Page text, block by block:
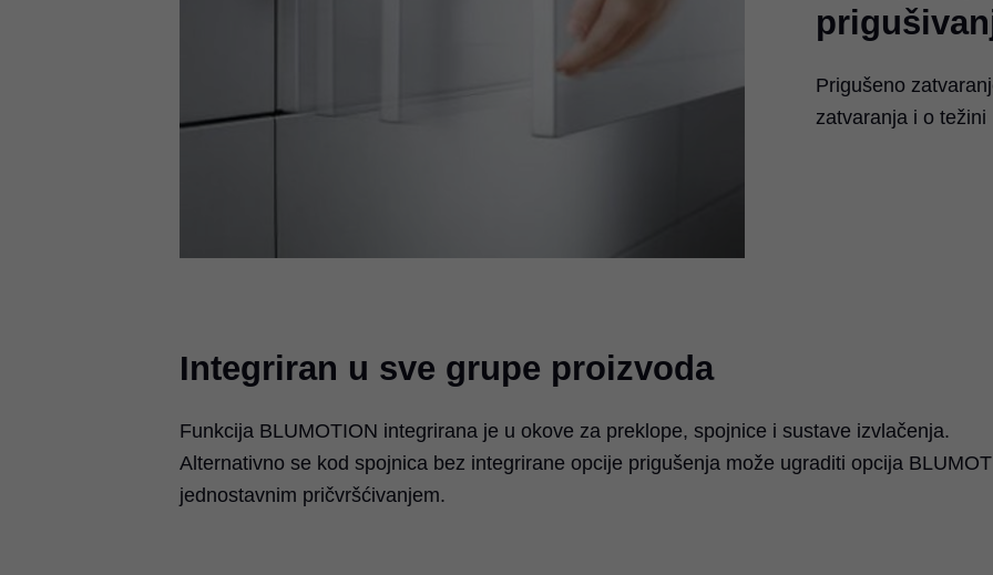
Prigušeno
zatvaranja i o
Integriran u sve grupe proizvoda
Funkcija BLUMOTION integrirana je u okove za preklope, spojnice i sustave izvlačenja.
Alternativno se kod spojnica bez integrirane opcije prigušenja može ugraditi opcija
jednostavnim pričvršćivanjem.